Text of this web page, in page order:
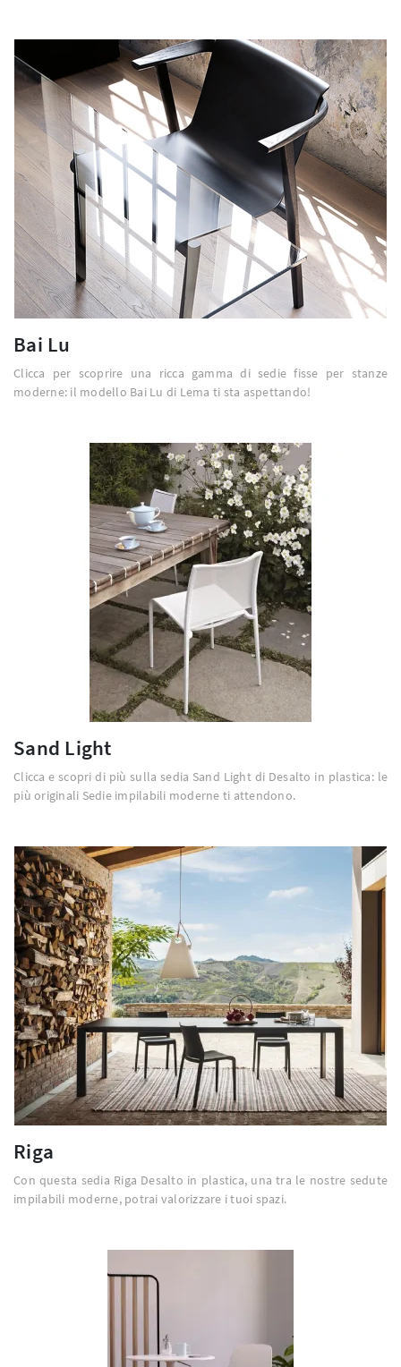
Bai Lu
Clicca per scoprire una ricca gamma di sedie fisse per stanze
moderne: il modello Bai Lu di Lema ti sta aspettando!
Sand Light
Clicca e scopri di più sulla sedia Sand Light di Desalto in plastica: le
più originali Sedie impilabili moderne ti attendono.
Riga
Con questa sedia Riga Desalto in plastica, una tra le nostre sedute
impilabili moderne, potrai valorizzare i tuoi spazi.